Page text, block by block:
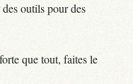
outils pour des
que tout, faites le